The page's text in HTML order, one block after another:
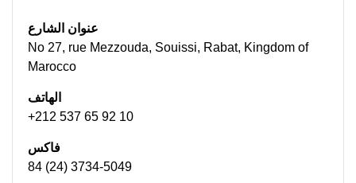
عنوان الشارع
No 27, rue Mezzouda, Souissi, Rabat, Kingdom of
Marocco
الهاتف
+212 537 65 92 10
فاكس
84 (24) 3734-5049